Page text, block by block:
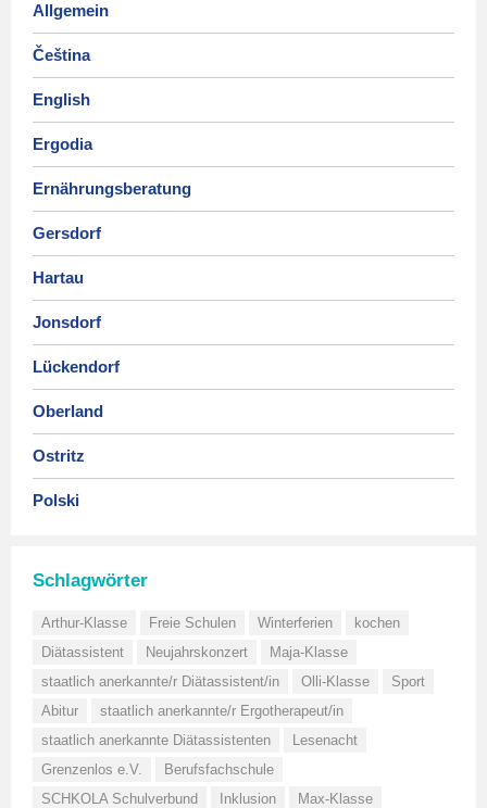
Allgemein
Čeština
English
Ergodia
Ernährungsberatung
Gersdorf
Hartau
Jonsdorf
Lückendorf
Oberland
Ostritz
Polski
Schlagwörter
Arthur-Klasse Freie Schulen Winterferien
kochen
Diätassistent
Neujahrskonzert
Maja-Klasse
staatlich anerkannte/r Diätassistent/in
Olli-Klasse
Sport
Abitur
staatlich anerkannte/r Ergotherapeut/in
staatlich anerkannte Diätassistenten
Lesenacht
Grenzenlos e.V.
Berufsfachschule
SCHKOLA Schulverbund
Inklusion
Max-Klasse